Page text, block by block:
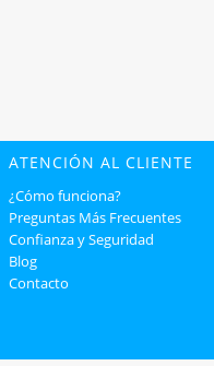
ATENCIÓN AL CLIENTE
¿Cómo funciona?
Preguntas Más Frecuentes
Confianza y Seguridad
Blog
Contacto